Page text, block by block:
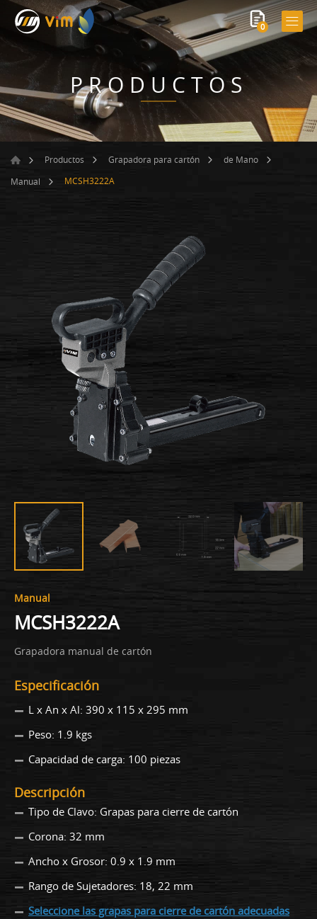
0
PRODUCTOS
Productos Grapadora para cartón
de Mano
Manual
MCSH3222A
Manual
MCSH3222A
Grapadora manual de cartón
Especificación
L x An x Al: 390 x 115 x 295 mm
Peso: 1.9 kgs
Capacidad de carga: 100 piezas
Descripción
Tipo de Clavo: Grapas para cierre de cartón
Corona: 32 mm
Ancho x Grosor: 0.9 x 1.9 mm
Rango de Sujetadores: 18, 22 mm
Seleccione las grapas para cierre de cartón adecuadas